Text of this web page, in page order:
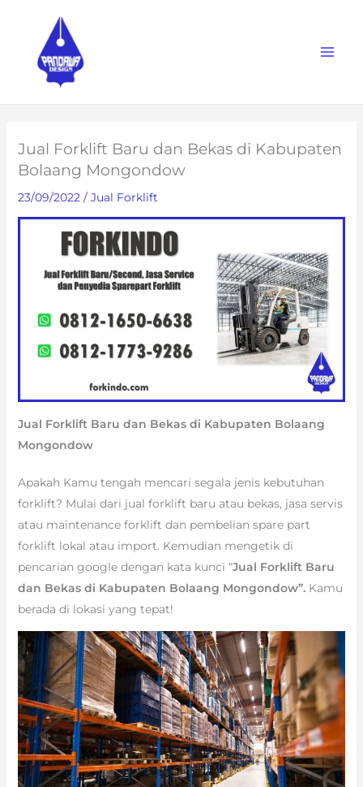
content
Jual Forklift Baru dan Bekas di Kabupaten
Bolaang Mongondow
23/09/2022 / Jual Forklift
Jual Forklift Baru dan Bekas di Kabupaten Bolaang
Mongondow
Apakah Kamu tengah mencari segala jenis kebutuhan
forklift? Mulai dari jual forklift baru atau bekas, jasa servis
atau maintenance forklift dan pembelian spare part
forklift lokal atau import. Kemudian mengetik di
pencarian google dengan kata kunci “Jual Forklift Baru
dan Bekas di Kabupaten Bolaang Mongondow”. Kamu
berada di lokasi yang tepat!